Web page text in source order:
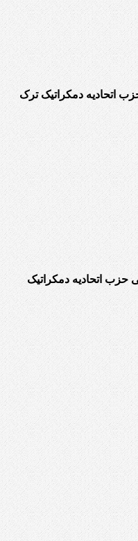
اتحادیه دمکراتیک ترک
حزب اتحادیه دمکراتیک